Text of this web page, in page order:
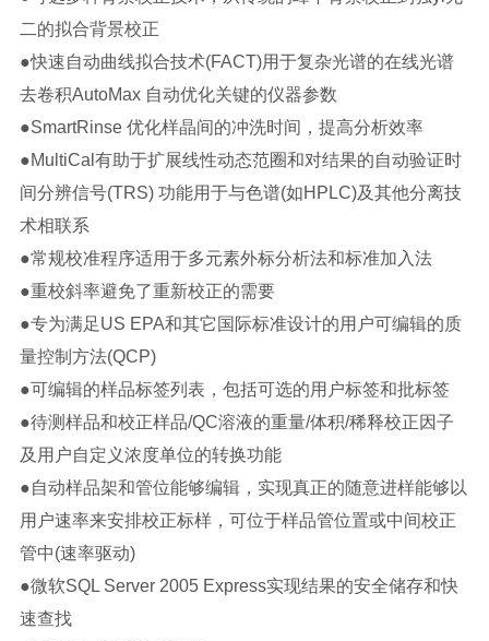
二的拟合背景校正
●快速自动曲线拟合技术(FACT)用于复杂光谱的在线光谱
去卷积AutoMax 自动优化关键的仪器参数
●SmartRinse 优化样晶间的冲洗时间，提高分析效率
●MultiCal有助于扩展线性动态范圈和对结果的自动验证时
间分辨信号(TRS) 功能用于与色谱(如HPLC)及其他分离技
术相联系
●常规校准程序适用于多元素外标分析法和标准加入法
●重校斜率避免了重新校正的需要
●专为满足US EPA和其它国际标准设计的用户可编辑的质
量控制方法(QCP)
●可编辑的样品标签列表，包括可选的用户标签和批标签
●待测样品和校正样品/QC溶液的重量/体积/稀释校正因子
及用户自定义浓度单位的转换功能
●自动样品架和管位能够编辑，实现真正的随意进样能够以
用户速率来安排校正标样，可位于样品管位置或中间校正
管中(速率驱动)
●微软SQL Server 2005 Express实现结果的安全储存和快
速查找